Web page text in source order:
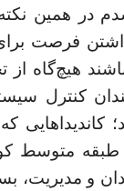
در همین
فرصت
هیچ‌گاه
کنترل
طبقه متوسط
و مدیریت،